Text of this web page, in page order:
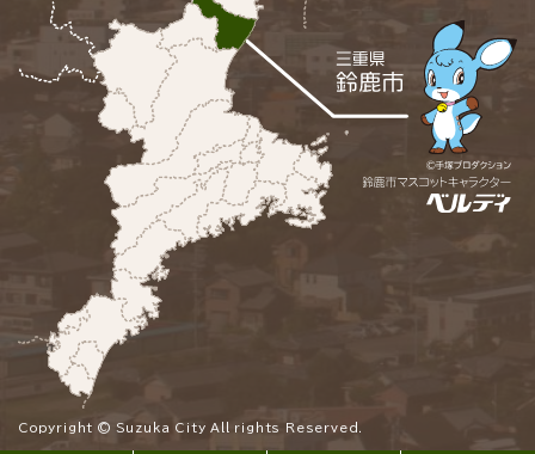
Copyright © Suzuka City All rights Reserved.